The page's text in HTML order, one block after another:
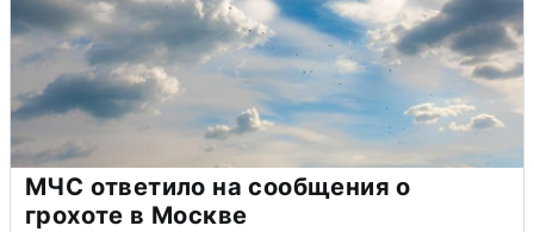
МЧС ответило на сообщения о
грохоте в Москве